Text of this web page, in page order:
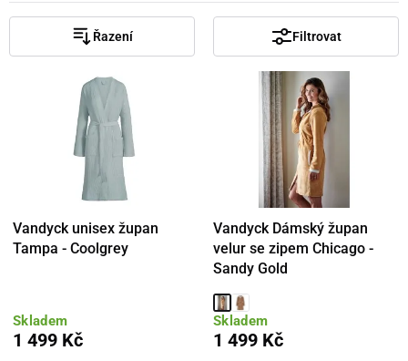
Řazení Filtrovat
Vandyck unisex župan
Tampa - Coolgrey
Skladem
1 499 Kč
Vandyck Dámský župan
velur se zipem Chicago -
Sandy Gold
Skladem
1 499 Kč